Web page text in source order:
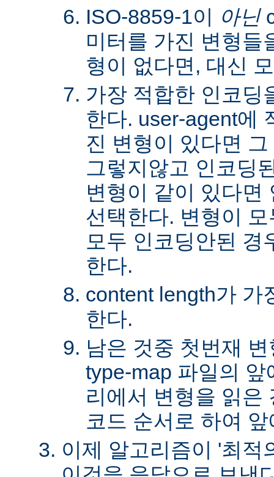
ISO-8859-1이 아닌
미터를 가진 변형들
형이 없다면, 대신
가장 적합한 인코딩
한다. user-agent에
진 변형이 있다면
그렇지않고 인코딩
변형이 같이 있다면
선택한다. 변형이
모두 인코딩안된 경
한다.
content length가 가
한다.
남은 것중 첫번재
type-map 파일의
리에서 변형을 읽은
코드 순서로 하여
이제 알고리즘이 '최적